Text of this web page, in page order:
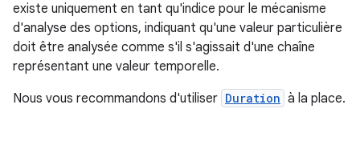
existe uniquement en tant qu'indice pour le mécanisme
d'analyse des options, indiquant qu'une valeur particulière
doit être analysée comme s'il s'agissait d'une chaîne
représentant une valeur temporelle.
Nous vous recommandons d'utiliser Duration à la place.